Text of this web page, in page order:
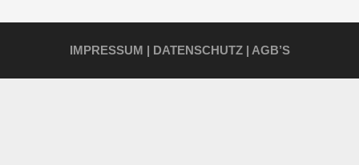
IMPRESSUM | DATENSCHUTZ | AGB’S